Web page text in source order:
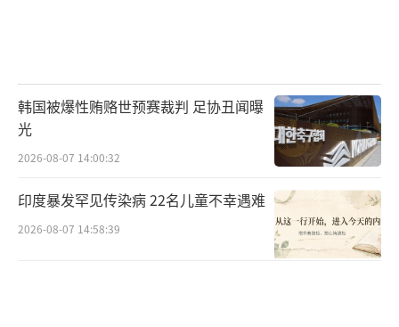
韩国被爆性贿赂世预赛裁判 足协丑闻曝
光
2026-08-07 14:00:32
印度暴发罕见传染病 22名儿童不幸遇难
2026-08-07 14:58:39